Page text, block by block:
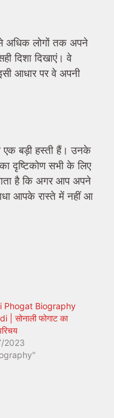
अधिक लोगों तक अपने
दिशा दिखाएं। वे
आधार पर वे अपनी
एक बड़ी हस्ती हैं। उनके
दृष्टिकोण सभी के लिए
है कि अगर आप अपने
आपके रास्ते में नहीं आ
Phogat Biography
| सोनाली फोगाट का
2023